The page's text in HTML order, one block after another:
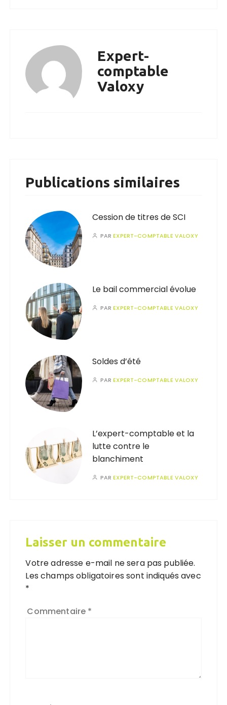
Expert-
comptable
Valoxy
Publications similaires
Cession de titres de SCI
PAREXPERT-COMPTABLE VALOXY
Le bail commercial évolue
PAREXPERT-COMPTABLE VALOXY
Soldes d’été
PAREXPERT-COMPTABLE VALOXY
L’expert-comptable et la
lutte contre le
blanchiment
PAREXPERT-COMPTABLE VALOXY
Laisser un commentaire
Votre adresse e-mail ne sera pas publiée.
Les champs obligatoires sont indiqués avec
*
Commentaire *